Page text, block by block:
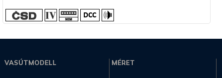
VASÚTMODELL MÉRET